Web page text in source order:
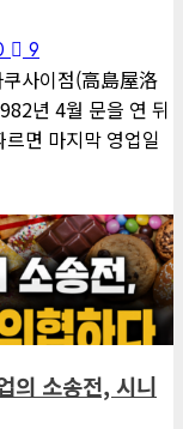
9
사이점(高島屋洛
년 4월 문을 연 뒤
면 마지막 영업일
의 소송전, 시니